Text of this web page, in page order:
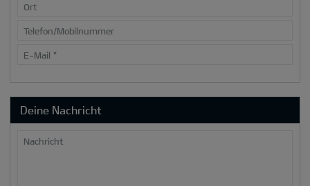
Ort
Telefon/Mobilnummer
E-Mail *
Deine Nachricht
Nachricht